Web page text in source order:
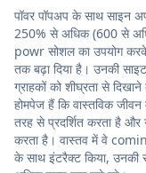
पॉवर पॉपअप के साथ
250% से अधिक (600 से
powr सोशल का उपयोग
तक बढ़ा दिया है। उनकी
ग्राहकों को शीघ्रता से
होमपेज हैं कि वास्तविक
तरह से प्रदर्शित करता है
करता है। वास्तव में वे
के साथ इंटरैक्ट किया, उनकी